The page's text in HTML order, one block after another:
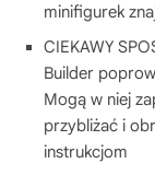
minifigurek
CIEKAWY
Builder
Mogą w niej
przybliżać i
instrukcjom